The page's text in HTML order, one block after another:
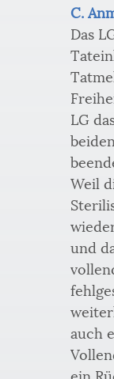
C.
Das
LG
Weil
und
auch
ein